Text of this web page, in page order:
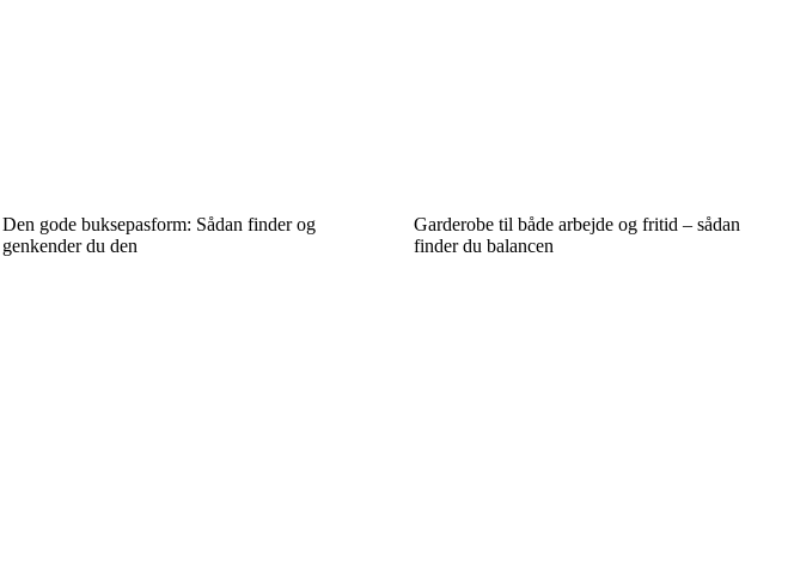
Den gode buksepasform: Sådan finder og
genkender du den
Garderobe til både arbejde og fritid – sådan
finder du balancen